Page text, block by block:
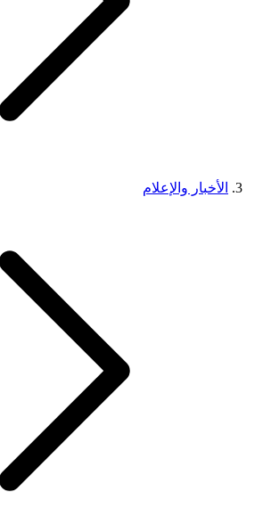
الأخبار والإعلام